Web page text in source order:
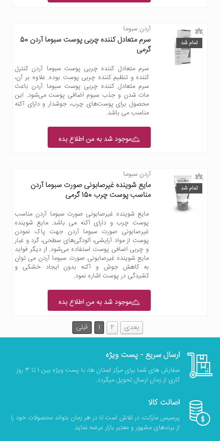
تمام شد
آردن سبوما
سرم متعادل کننده چربی پوست سبوما آردن 50
گرمی
سرم متعادل کننده چربی پوست سبوما آردن کنترل
کننده و تنظیم کننده چربی پوست بوده. علاوه بر آن،
سرم متعادل کننده چربی پوست سبوما آردن باعث
مات شدن و جذب سبوم اضافی پوست می‌شود. این
محصول برای پوست‌های چرب، جوشدار و دارای آکنه
مناسب می باشد.
موجود شد به من اطلاع بده
تمام شد
آردن سبوما
مایع شوینده غیرصابونی صورت سبوما آردن
مناسب پوست چرب 150 گرمی
مایع شوینده غیرصابونی صورت سبوما آردن مناسب
پوست چرب و دارای آکنه می باشد. مایع شوینده
غیرصابونی صورت سبوما آردن جهت پاک نمودن
پوست از مواد آرایشی، آلودگی‌های سطحی، گرد و غبار
و چربی اضافی پوست استفاده می‌شود. از دیگر فواید
مایع شوینده غیرصابونی صورت سبوما آردن می توان
به کاهش جوش و آکنه بدون ایجاد خشکی و
کشیدگی در پوست اشاره نمود.
موجود شد به من اطلاع بده
قبلی 1 2 بعدی
ارسال سریع - پست ویژه
سفارش های شما برای مرکز استان ها، با پست ویژه بین 1 تا 3 روز
کاری از زمان ارسال تحویل میگردد.
اصالت کالا
پرسیس مارکت، در تلاش است تا در هر زمان بتواند محصولات خود را
از برندهای مشهور و معتبر بازار عرضه نماید.